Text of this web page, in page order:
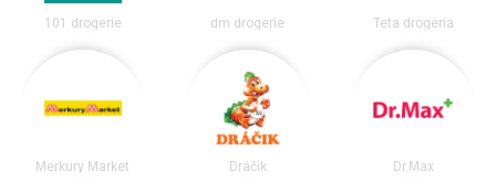
101 drogerie dm drogerie Teta drogéria
Merkury Market Dráčik Dr.Max